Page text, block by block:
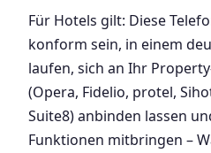
Für Hotels gilt: Diese
konform sein, in einem
laufen, sich an Ihr
(Opera, Fidelio, protel,
Suite8) anbinden lassen
Funktionen mitbringen –